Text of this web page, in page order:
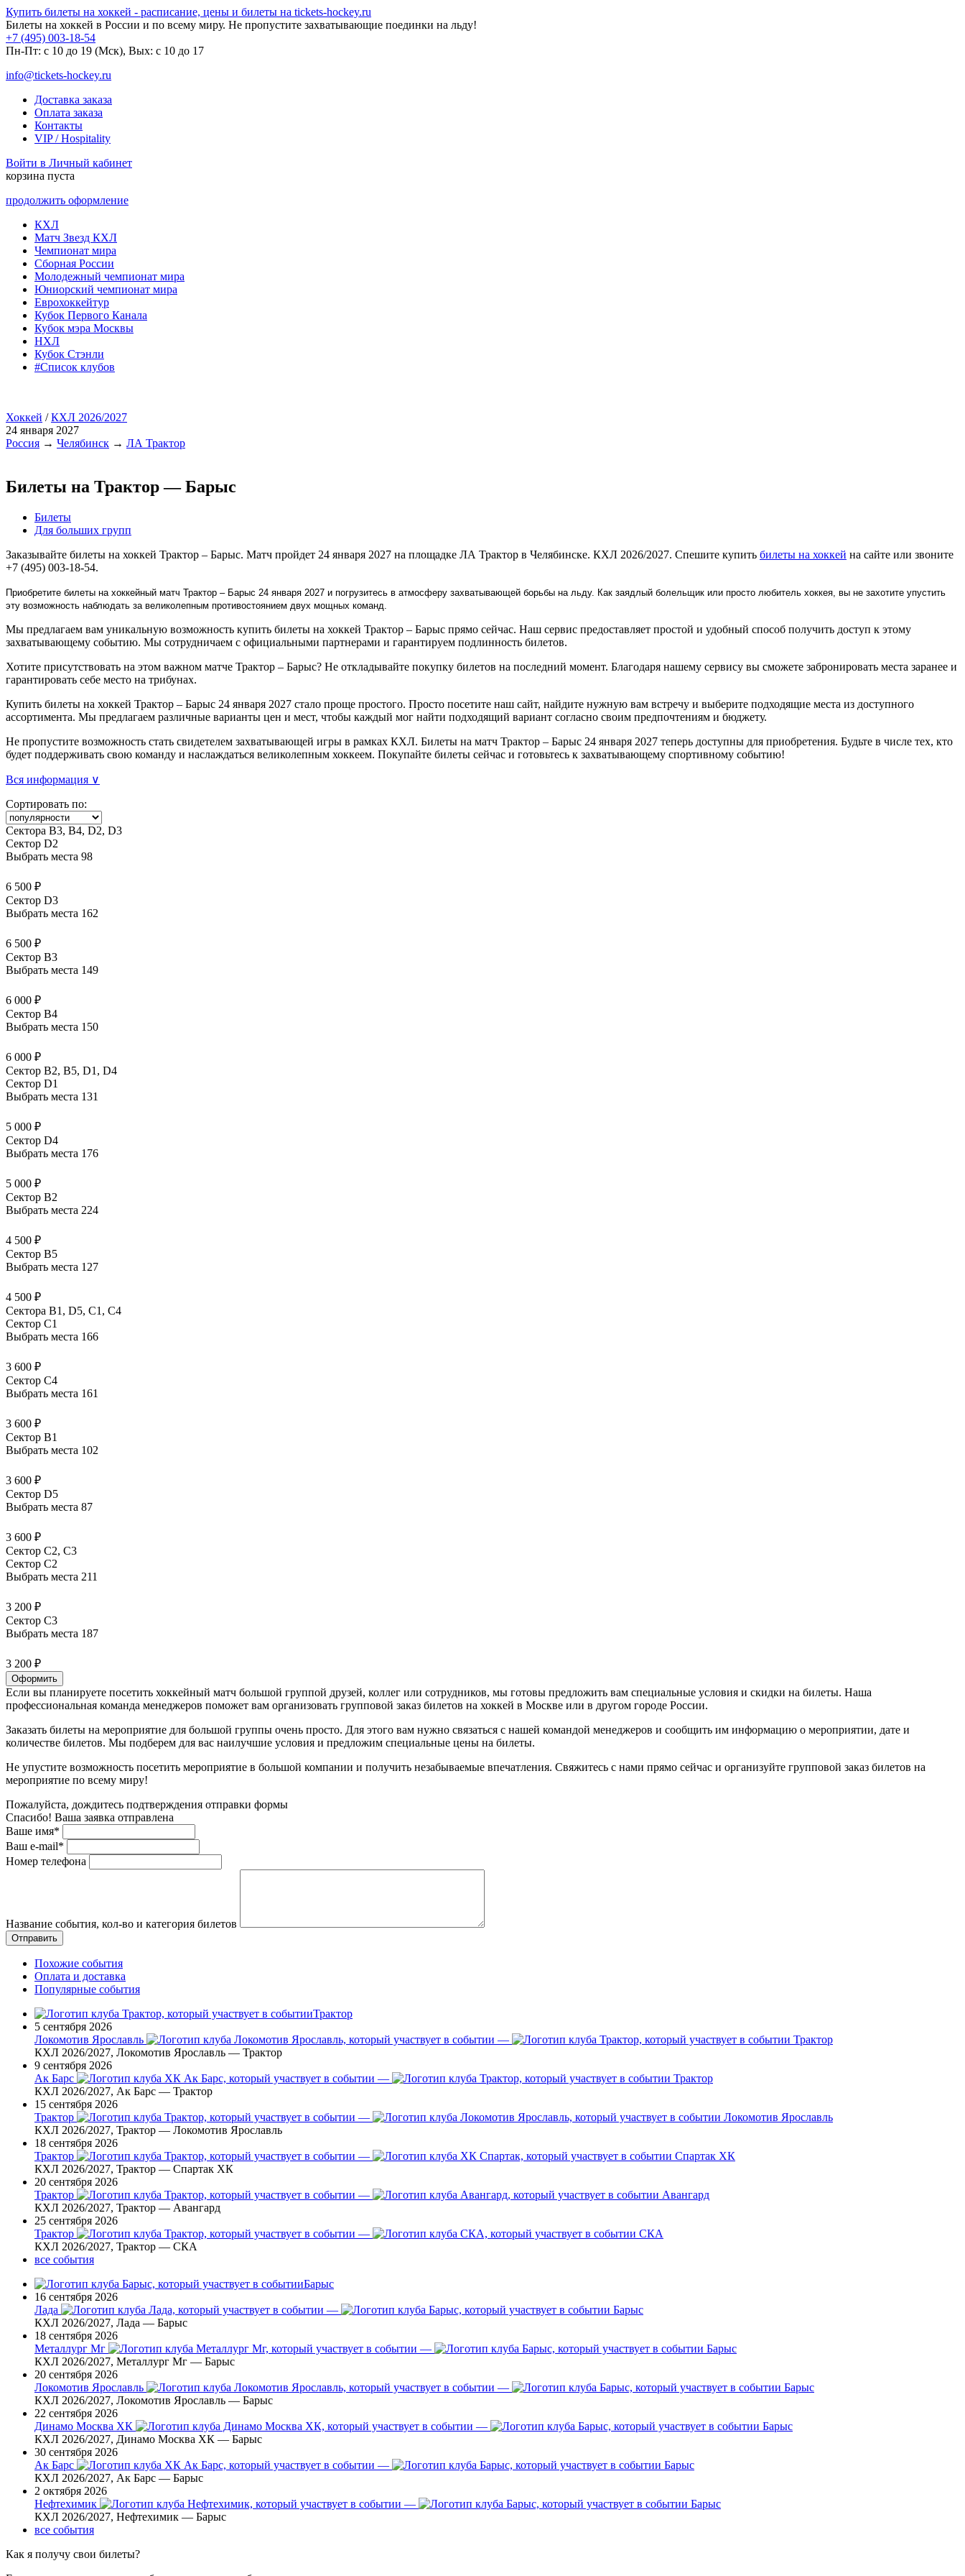
Купить билеты на хоккей - расписание, цены и билеты на tickets-hockey.ru
Билеты на хоккей в России и по всему миру. Не пропустите захватывающие поединки на льду!
+7 (495) 003-18-54
Пн-Пт: c 10 до 19 (Мск), Вых: с 10 до 17
info@tickets-hockey.ru
Доставка заказа
Оплата заказа
Контакты
VIP / Hospitality
Войти в Личный кабинет
корзина пуста
продолжить оформление
КХЛ
Матч Звезд КХЛ
Чемпионат мира
Сборная России
Молодежный чемпионат мира
Юниорский чемпионат мира
Еврохоккейтур
Кубок Первого Канала
Кубок мэра Москвы
НХЛ
Кубок Стэнли
#Список клубов
Хоккей /КХЛ 2026/2027
24 января 2027
Россия → Челябинск → ЛА Трактор
Билеты на Трактор — Барыс
Билеты
Для больших групп
Заказывайте билеты на хоккей Трактор – Барыс. Матч пройдет 24 января 2027 на площадке ЛА Трактор в Челябинске. КХЛ 2026/2027. Спешите купить билеты на хоккей на сайте или звоните
+7 (495) 003-18-54.
Приобретите билеты на хоккейный матч Трактор – Барыс 24 января 2027 и погрузитесь в атмосферу захватывающей борьбы на льду. Как заядлый болельщик или просто любитель хоккея, вы не захотите упустить
эту возможность наблюдать за великолепным противостоянием двух мощных команд.
Мы предлагаем вам уникальную возможность купить билеты на хоккей Трактор – Барыс прямо сейчас. Наш сервис предоставляет простой и удобный способ получить доступ к этому
захватывающему событию. Мы сотрудничаем с официальными партнерами и гарантируем подлинность билетов.
Хотите присутствовать на этом важном матче Трактор – Барыс? Не откладывайте покупку билетов на последний момент. Благодаря нашему сервису вы сможете забронировать места заранее и
гарантировать себе место на трибунах.
Купить билеты на хоккей Трактор – Барыс 24 января 2027 стало проще простого. Просто посетите наш сайт, найдите нужную вам встречу и выберите подходящие места из доступного
ассортимента. Мы предлагаем различные варианты цен и мест, чтобы каждый мог найти подходящий вариант согласно своим предпочтениям и бюджету.
Не пропустите возможность стать свидетелем захватывающей игры в рамках КХЛ. Билеты на матч Трактор – Барыс 24 января 2027 теперь доступны для приобретения. Будьте в числе тех, кто
будет поддерживать свою команду и наслаждаться великолепным хоккеем. Покупайте билеты сейчас и готовьтесь к захватывающему спортивному событию!
Вся информация ∨
Сортировать по:
Сектора В3, В4, D2, D3
Сектор D2
Выбрать места 98
6 500 ₽
Сектор D3
Выбрать места 162
6 500 ₽
Сектор B3
Выбрать места 149
6 000 ₽
Сектор B4
Выбрать места 150
6 000 ₽
Сектор B2, B5, D1, D4
Сектор D1
Выбрать места 131
5 000 ₽
Сектор D4
Выбрать места 176
5 000 ₽
Сектор B2
Выбрать места 224
4 500 ₽
Сектор B5
Выбрать места 127
4 500 ₽
Сектора В1, D5, С1, С4
Сектор C1
Выбрать места 166
3 600 ₽
Сектор C4
Выбрать места 161
3 600 ₽
Сектор B1
Выбрать места 102
3 600 ₽
Сектор D5
Выбрать места 87
3 600 ₽
Сектор С2, С3
Сектор C2
Выбрать места 211
3 200 ₽
Сектор C3
Выбрать места 187
3 200 ₽
Оформить
Если вы планируете посетить хоккейный матч большой группой друзей, коллег или сотрудников, мы готовы предложить вам специальные условия и скидки на билеты. Наша
профессиональная команда менеджеров поможет вам организовать групповой заказ билетов на хоккей в Москве или в другом городе России.
Заказать билеты на мероприятие для большой группы очень просто. Для этого вам нужно связаться с нашей командой менеджеров и сообщить им информацию о мероприятии, дате и
количестве билетов. Мы подберем для вас наилучшие условия и предложим специальные цены на билеты.
Не упустите возможность посетить мероприятие в большой компании и получить незабываемые впечатления. Свяжитесь с нами прямо сейчас и организуйте групповой заказ билетов на
мероприятие по всему миру!
Пожалуйста, дождитесь подтверждения отправки формы
Спасибо! Ваша заявка отправлена
Ваше имя*
Ваш e-mail*
Номер телефона
Название события, кол-во и категория билетов
Похожие события
Оплата и доставка
Популярные события
Трактор
5 сентября 2026
Локомотив Ярославль
—
Трактор
КХЛ 2026/2027, Локомотив Ярославль — Трактор
9 сентября 2026
Ак Барс
—
Трактор
КХЛ 2026/2027, Ак Барс — Трактор
15 сентября 2026
Трактор
—
Локомотив Ярославль
КХЛ 2026/2027, Трактор — Локомотив Ярославль
18 сентября 2026
Трактор
—
Спартак ХК
КХЛ 2026/2027, Трактор — Спартак ХК
20 сентября 2026
Трактор
—
Авангард
КХЛ 2026/2027, Трактор — Авангард
25 сентября 2026
Трактор
—
СКА
КХЛ 2026/2027, Трактор — СКА
все события
Барыс
16 сентября 2026
Лада
—
Барыс
КХЛ 2026/2027, Лада — Барыс
18 сентября 2026
Металлург Мг
—
Барыс
КХЛ 2026/2027, Металлург Мг — Барыс
20 сентября 2026
Локомотив Ярославль
—
Барыс
КХЛ 2026/2027, Локомотив Ярославль — Барыс
22 сентября 2026
Динамо Москва ХК
—
Барыс
КХЛ 2026/2027, Динамо Москва ХК — Барыс
30 сентября 2026
Ак Барс
—
Барыс
КХЛ 2026/2027, Ак Барс — Барыс
2 октября 2026
Нефтехимик
—
Барыс
КХЛ 2026/2027, Нефтехимик — Барыс
все события
Как я получу свои билеты?